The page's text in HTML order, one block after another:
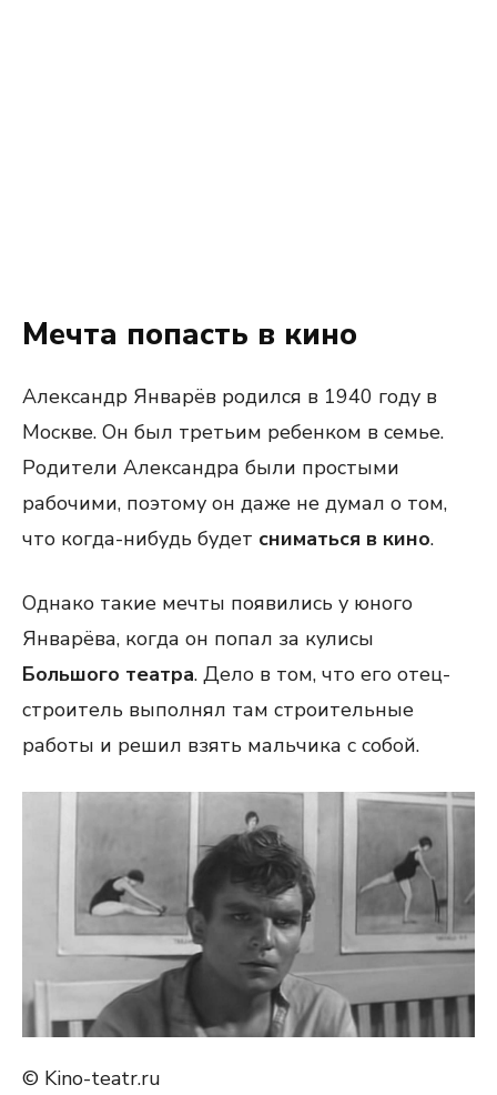
Мечта попасть в кино
Александр Январёв родился в 1940 году в
Москве. Он был третьим ребенком в семье.
Родители Александра были простыми
рабочими, поэтому он даже не думал о том,
что когда-нибудь будет сниматься в кино.
Однако такие мечты появились у юного
Январёва, когда он попал за кулисы
Большого театра. Дело в том, что его отец-
строитель выполнял там строительные
работы и решил взять мальчика с собой.
© Kino-teatr.ru